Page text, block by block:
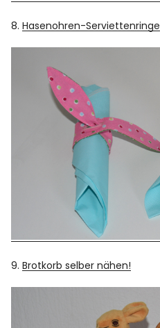
8.Hasenohren-Serviettenringe
9.Brotkorb selber nähen!